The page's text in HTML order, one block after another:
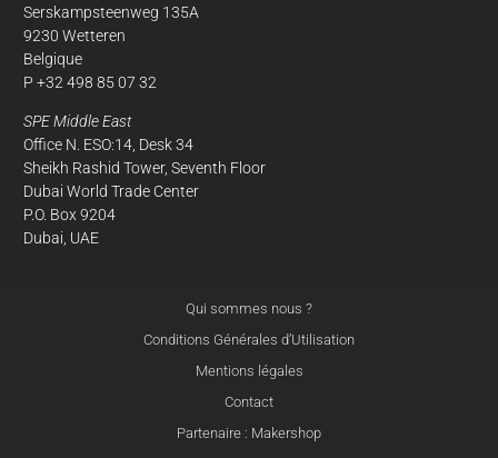
propos
ce site, nous utilisons des cookies pour mesurer notre audience.
pouvez décider de les activer ou non. La durée maximale de
de cookies' situé dans le pied de page.
savoir plus sur vos données personnelles
Serskampsteenweg 135A
9230 Wetteren
Belgique
P +32 498 85 07 32
SPE Middle East
Office N. ESO:14, Desk 34
Sheikh Rashid Tower, Seventh Floor
Dubai World Trade Center
P.O. Box 9204
Dubai, UAE
Qui sommes nous ?
Conditions Générales d’Utilisation
Mentions légales
Contact
Partenaire : Makershop